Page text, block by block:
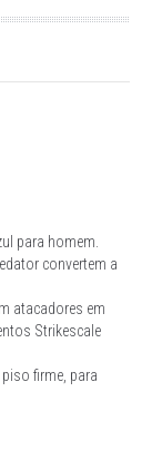
para homem.
convertem a
atacadores em
Strikescale
firme, para